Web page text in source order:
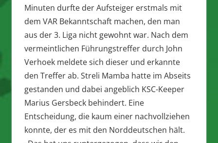
Minuten durfte der Aufsteiger erstmals mit
dem VAR Bekanntschaft machen, den man
aus der 3. Liga nicht gewohnt war. Nach dem
vermeintlichen Führungstreffer durch John
Verhoek meldete sich dieser und erkannte
den Treffer ab. Streli Mamba hatte im Abseits
gestanden und dabei angeblich KSC-Keeper
Marius Gersbeck behindert. Eine
Entscheidung, die kaum einer nachvollziehen
konnte, der es mit den Norddeutschen hält.